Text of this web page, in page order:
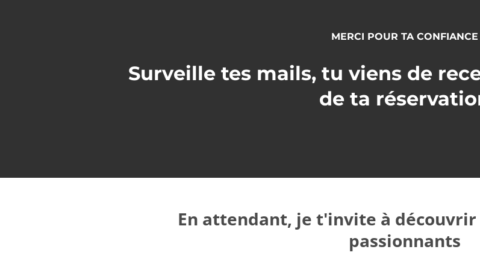
MERCI POUR TA CONFIANCE
Surveille tes mails, tu viens de
de ta
En attendant, je t'invite à
passionnants